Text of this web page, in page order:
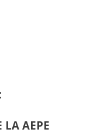
LA AEPE